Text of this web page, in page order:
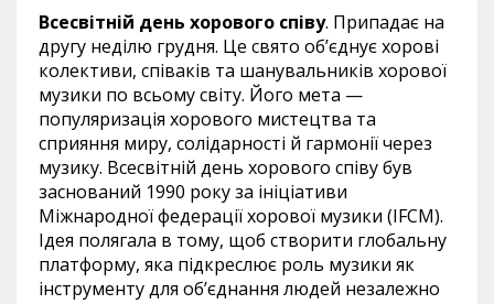
Всесвітній день хорового співу. Припадає на
другу неділю грудня. Це свято об’єднує хорові
колективи, співаків та шанувальників хорової
музики по всьому світу. Його мета —
популяризація хорового мистецтва та
сприяння миру, солідарності й гармонії через
музику. Всесвітній день хорового співу був
заснований 1990 року за ініціативи
Міжнародної федерації хорової музики (IFCM).
Ідея полягала в тому, щоб створити глобальну
платформу, яка підкреслює роль музики як
інструменту для об’єднання людей незалежно